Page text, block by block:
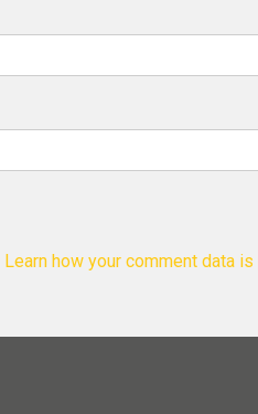
Learn how your comment data